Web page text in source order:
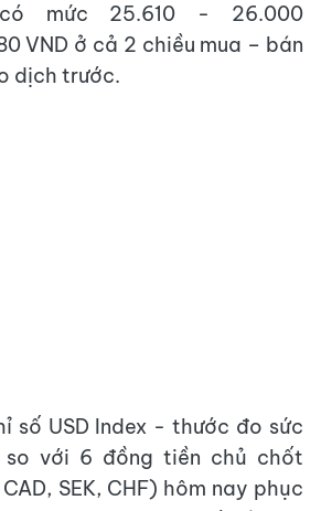
có mức 25.610 - 26.000
VND ở cả 2 chiều mua – bán
dịch trước.
số USD Index - thước đo sức
so với 6 đồng tiền chủ chốt
CAD, SEK, CHF) hôm nay phục